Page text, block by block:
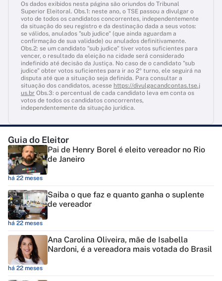
Os dados exibidos nesta página são oriundos do Tribunal
Superior Eleitoral. Obs.1: neste ano, o TSE passou a divulgar o
voto de todos os candidatos concorrentes, independentemente
da situação do seu registro e da destinação dada a seus votos:
se válidos, anulados "sub judice" (que ainda aguardam a
confirmação de sua validade) ou anulados definitivamente.
Obs.2: se um candidato "sub judice" tiver votos suficientes para
vencer, o resultado da eleição na cidade será considerado
indefinido até decisão da Justiça. No caso de o candidato "sub
judice" obter votos suficientes para ir ao 2º turno, ele seguirá na
disputa até que a situação seja definida. Para consultar a
situação dos candidatos, acesse https://divulgacandcontas.tse.j
us.br Obs.3: o percentual de cada candidato leva em conta os
votos de todos os candidatos concorrentes,
independentemente da situação jurídica.
Guia do Eleitor
Pai de Henry Borel é eleito vereador no Rio
de Janeiro
há 22 meses
Saiba o que faz e quanto ganha o suplente
de vereador
há 22 meses
Ana Carolina Oliveira, mãe de Isabella
Nardoni, é a vereadora mais votada do Brasil
há 22 meses